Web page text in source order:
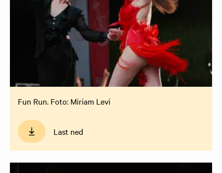
Fun Run. Foto: Miriam Levi
Last ned